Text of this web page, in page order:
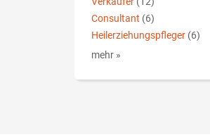
Consultant (6)
Heilerziehungspfleger (6)
mehr »